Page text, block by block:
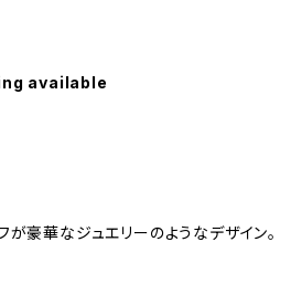
available
が豪華なジュエリーのようなデザイン。